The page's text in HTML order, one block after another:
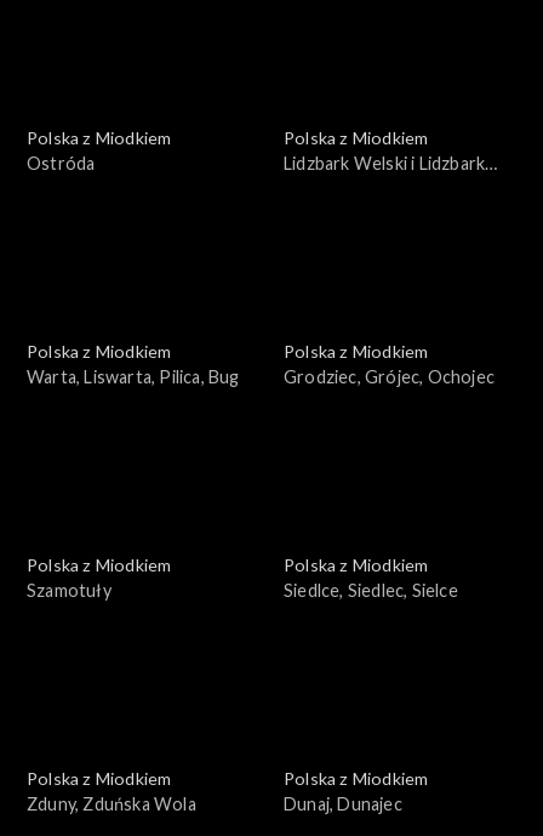
Polska z Miodkiem
Ostróda
Polska z Miodkiem
Lidzbark Welski i Lidzbark
Polska z Miodkiem
Warta, Liswarta, Pilica, Bug
Polska z Miodkiem
Grodziec, Grójec, Ochojec
Polska z Miodkiem
Szamotuły
Polska z Miodkiem
Siedlce, Siedlec, Sielce
Polska z Miodkiem
Zduny, Zduńska Wola
Polska z Miodkiem
Dunaj, Dunajec